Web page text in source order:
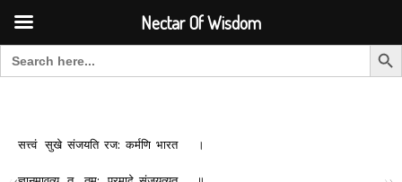
Search for: Search
सत्त्वं सुखे संजयति रज: कर्मणि भारत ।
Nectar Of Wisdom